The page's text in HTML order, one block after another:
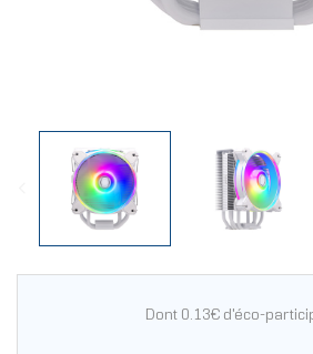
Dont 0.13€ d'éco-